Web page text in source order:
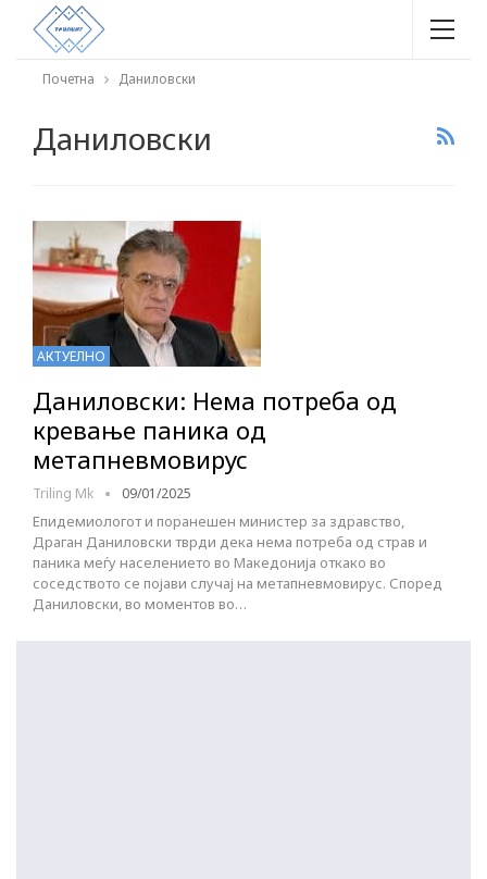
Почетна Даниловски
Даниловски
АКТУЕЛНО
Даниловски: Нема потреба од
кревање паника од
метапневмовирус
Triling Mk 09/01/2025
Епидемиологот и поранешен министер за здравство,
Драган Даниловски тврди дека нема потреба од страв и
паника меѓу населението во Македонија откако во
соседството се појави случај на метапневмовирус. Според
Даниловски, во моментов во…